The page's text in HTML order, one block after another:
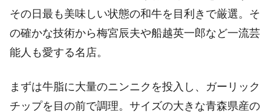
その日最も美味しい状態の和牛を目利きで厳選。そ
の確かな技術から梅宮辰夫や船越英一郎など一流芸
能人も愛する名店。
まずは牛脂に大量のニンニクを投入し、ガーリック
チップを目の前で調理。サイズの大きな青森県産の